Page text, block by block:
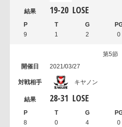
19-20 LOSE
9 1 2 0
第5節
2021/03/27
キヤノン
28-31 LOSE
8 0 4 0